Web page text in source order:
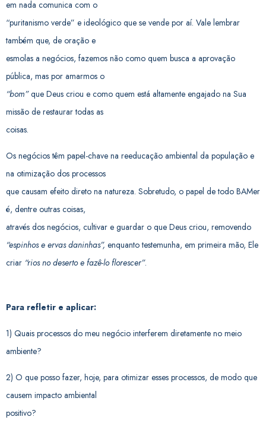
em nada comunica com o
“puritanismo verde” e ideológico que se vende por aí. Vale lembrar
também que, de oração e
esmolas a negócios, fazemos não como quem busca a aprovação
pública, mas por amarmos o
“bom”que Deus criou e como quem está altamente engajado na Sua
missão de restaurar todas as
coisas.
Os negócios têm papel-chave na reeducação ambiental da população e
na otimização dos processos
que causam efeito direto na natureza. Sobretudo, o papel de todo BAMer
é, dentre outras coisas,
através dos negócios, cultivar e guardar o que Deus criou, removendo
“espinhos e ervas daninhas”, enquanto testemunha, em primeira mão, Ele
criar “rios no deserto e fazê-lo florescer”.
Para refletir e aplicar:
1) Quais processos do meu negócio interferem diretamente no meio
ambiente?
2) O que posso fazer, hoje, para otimizar esses processos, de modo que
causem impacto ambiental
positivo?